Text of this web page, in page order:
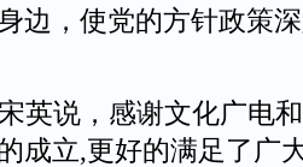
边，使党的方针政策
英说，感谢文化广电
成立,更好的满足了广